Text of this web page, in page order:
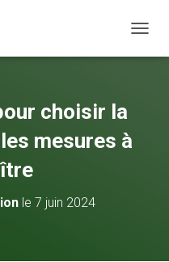
choisir la
mesures à
le 7 juin 2024